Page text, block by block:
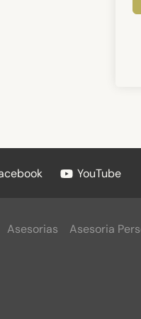
YouTube
Asesorias Asesoria